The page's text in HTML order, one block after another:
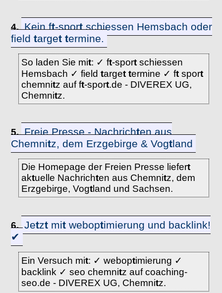
4. Kein ft-sportschiessen Hemsbach oder
fieldtarget termine.
So laden Sie mit: ✓ ft-sportschiessen
Hemsbach ✓ field target termine ✓ ftsport
chemnitz auf ft-sport.de - DIVEREX UG,
Chemnitz.
5. Freie Presse - Nachrichten aus
Chemnitz, dem Erzgebirge & Vogtland
Die Homepage der Freien Presse liefert
aktuelle Nachrichten aus Chemnitz, dem
Erzgebirge, Vogtland und Sachsen.
6. Jetzt mit weboptimierung und backlink!
✔
Ein Versuch mit: ✓ weboptimierung ✓
backlink ✓ seo chemnitz auf coaching-
seo.de - DIVEREX UG, Chemnitz.